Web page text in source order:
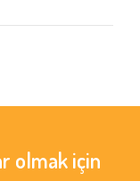
olmak için